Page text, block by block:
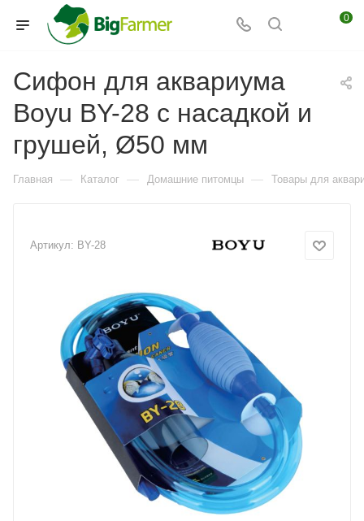
0
Сифон для аквариума
Boyu BY-28 с насадкой и
грушей, Ø50 мм
Главная — Каталог — Домашние питомцы — Товары для
Артикул: BY-28